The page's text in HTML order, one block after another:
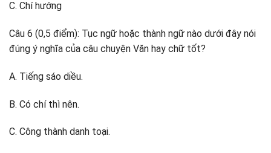
C. Chí hướng
Câu 6 (0,5 điểm): Tục ngữ hoặc thành ngữ nào dưới đây nói
đúng ý nghĩa của câu chuyện Văn hay chữ tốt?
A. Tiếng sáo diều.
B. Có chí thì nên.
C. Công thành danh toại.